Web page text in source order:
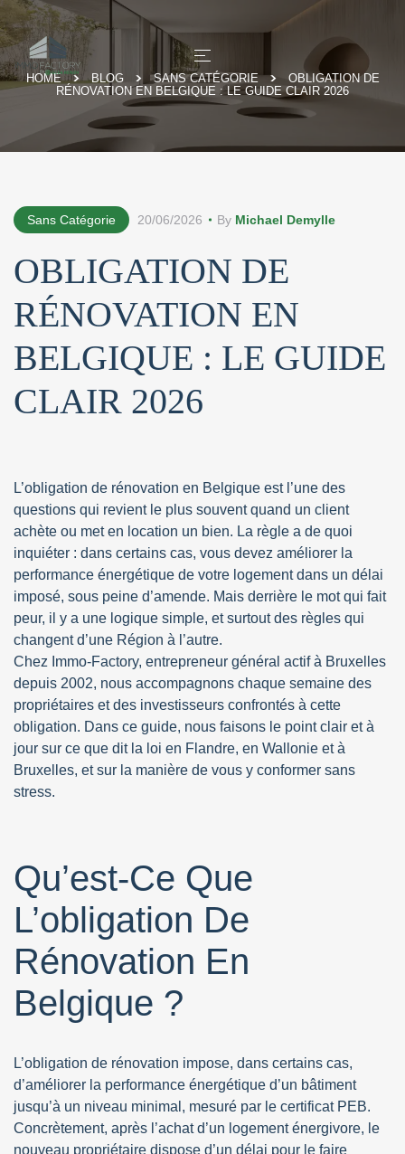
HOME BLOG SANS CATÉGORIE
OBLIGATION DE
RÉNOVATION EN BELGIQUE : LE GUIDE CLAIR 2026
Sans Catégorie By Michael Demylle
20/06/2026
OBLIGATION DE
RÉNOVATION EN
BELGIQUE : LE GUIDE
CLAIR 2026
L’obligation de rénovation en Belgique est l’une des
questions qui revient le plus souvent quand un client
achète ou met en location un bien. La règle a de quoi
inquiéter : dans certains cas, vous devez améliorer la
performance énergétique de votre logement dans un délai
imposé, sous peine d’amende. Mais derrière le mot qui fait
peur, il y a une logique simple, et surtout des règles qui
changent d’une Région à l’autre.
Chez Immo-Factory, entrepreneur général actif à Bruxelles
depuis 2002, nous accompagnons chaque semaine des
propriétaires et des investisseurs confrontés à cette
obligation. Dans ce guide, nous faisons le point clair et à
jour sur ce que dit la loi en Flandre, en Wallonie et à
Bruxelles, et sur la manière de vous y conformer sans
stress.
Qu’est-Ce Que
L’obligation De
Rénovation En
Belgique ?
L’obligation de rénovation impose, dans certains cas,
d’améliorer la performance énergétique d’un bâtiment
jusqu’à un niveau minimal, mesuré par le certificat PEB.
Concrètement, après l’achat d’un logement énergivore, le
nouveau propriétaire dispose d’un délai pour le faire